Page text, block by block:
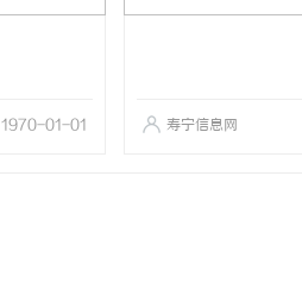
1970-01-01 寿宁信息网